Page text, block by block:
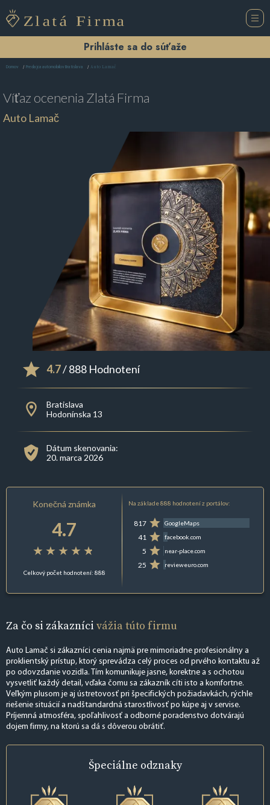
Prihláste sa do súťaže
Domov Predajca automobilov Bratislava Auto Lamač
Víťaz ocenenia Zlatá Firma
Auto Lamač
4.7/ 888 Hodnotení
Bratislava
Hodonínska 13
Dátum skenovania:
20. marca 2026
Konečná známka
4.7
Celkový počet hodnotení: 888
Na základe 888 hodnotení z portálov:
817 GoogleMaps
41 facebook.com
5 near-place.com
25 revieweuro.com
Za čo si zákazníci vážia túto firmu
Auto Lamač si zákazníci cenia najmä pre mimoriadne profesionálny a
proklientský prístup, ktorý sprevádza celý proces od prvého kontaktu až
po odovzdanie vozidla. Tím komunikuje jasne, korektne a s ochotou
vysvetliť každý detail, vďaka čomu sa zákazník cíti isto a komfortne.
Veľkým plusom je aj ústretovosť pri špecifických požiadavkách, rýchle
riešenie situácií a nadštandardná starostlivosť po kúpe aj v servise.
Príjemná atmosféra, spoľahlivosť a odborné poradenstvo dotvárajú
dojem firmy, na ktorú sa dá s dôverou obrátiť.
Špeciálne odznaky